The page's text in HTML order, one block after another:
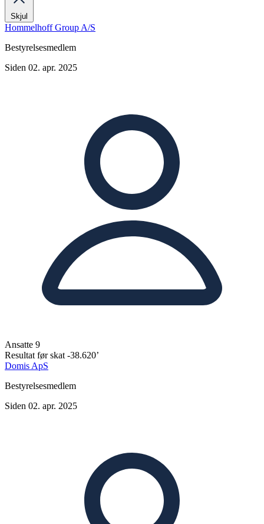
Skjul
Hommelhoff Group A/S
Bestyrelsesmedlem
Siden 02. apr. 2025
Ansatte 9
Resultat før skat -38.620’
Domis ApS
Bestyrelsesmedlem
Siden 02. apr. 2025